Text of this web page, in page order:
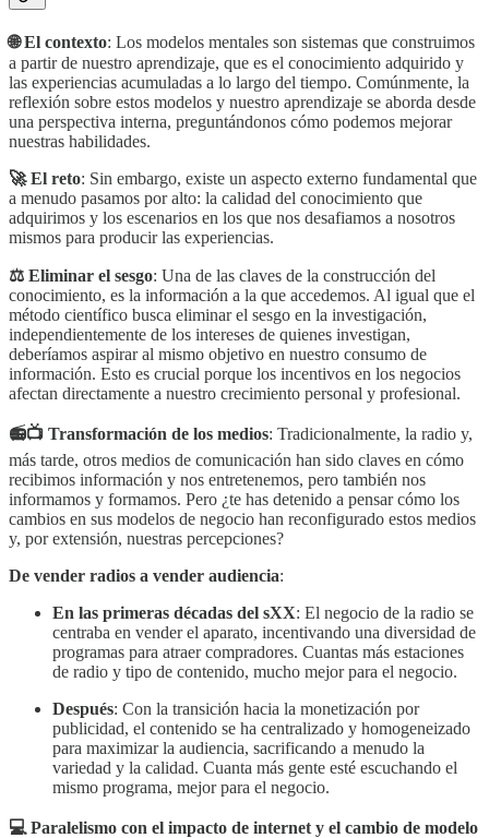
🌐 El contexto: Los modelos mentales son sistemas que construimos
a partir de nuestro aprendizaje, que es el conocimiento adquirido y
las experiencias acumuladas a lo largo del tiempo. Comúnmente, la
reflexión sobre estos modelos y nuestro aprendizaje se aborda desde
una perspectiva interna, preguntándonos cómo podemos mejorar
nuestras habilidades.
🚀 El reto: Sin embargo, existe un aspecto externo fundamental que
a menudo pasamos por alto: la calidad del conocimiento que
adquirimos y los escenarios en los que nos desafiamos a nosotros
mismos para producir las experiencias.
⚖️ Eliminar el sesgo: Una de las claves de la construcción del
conocimiento, es la información a la que accedemos. Al igual que el
método científico busca eliminar el sesgo en la investigación,
independientemente de los intereses de quienes investigan,
deberíamos aspirar al mismo objetivo en nuestro consumo de
información. Esto es crucial porque los incentivos en los negocios
afectan directamente a nuestro crecimiento personal y profesional.
📻📺 Transformación de los medios: Tradicionalmente, la radio y,
más tarde, otros medios de comunicación han sido claves en cómo
recibimos información y nos entretenemos, pero también nos
informamos y formamos. Pero ¿te has detenido a pensar cómo los
cambios en sus modelos de negocio han reconfigurado estos medios
y, por extensión, nuestras percepciones?
De vender radios a vender audiencia:
En las primeras décadas del sXX: El negocio de la radio se
centraba en vender el aparato, incentivando una diversidad de
programas para atraer compradores. Cuantas más estaciones
de radio y tipo de contenido, mucho mejor para el negocio.
Después: Con la transición hacia la monetización por
publicidad, el contenido se ha centralizado y homogeneizado
para maximizar la audiencia, sacrificando a menudo la
variedad y la calidad. Cuanta más gente esté escuchando el
mismo programa, mejor para el negocio.
💻 Paralelismo con el impacto de internet y el cambio de modelo